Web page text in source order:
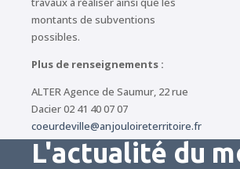
montants de subventions
possibles.
Plus de renseignements :
ALTER Agence de Saumur, 22 rue
Dacier 02 41 40 07 07
coeurdeville@anjouloireterritoire.fr
L'actualité du